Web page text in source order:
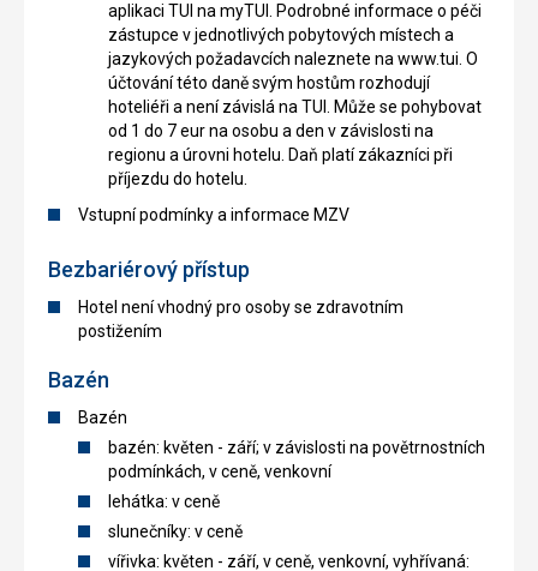
aplikaci TUI na myTUI. Podrobné informace o péči
zástupce v jednotlivých pobytových místech a
jazykových požadavcích naleznete na www.tui. O
účtování této daně svým hostům rozhodují
hoteliéři a není závislá na TUI. Může se pohybovat
od 1 do 7 eur na osobu a den v závislosti na
regionu a úrovni hotelu. Daň platí zákazníci při
příjezdu do hotelu.
Vstupní podmínky a informace MZV
Bezbariérový přístup
Hotel není vhodný pro osoby se zdravotním
postižením
Bazén
Bazén
bazén: květen - září; v závislosti na povětrnostních
podmínkách, v ceně, venkovní
lehátka: v ceně
slunečníky: v ceně
vířivka: květen - září, v ceně, venkovní, vyhřívaná: